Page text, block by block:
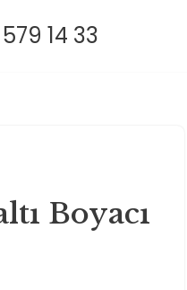
14 33
Boyacı